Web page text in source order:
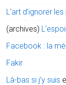
L’art d’ignorer
(archives)
Facebook : la
Fakir
Là-bas si j'y suis